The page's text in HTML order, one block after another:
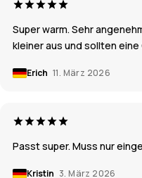
Super warm. Sehr
kleiner aus und sollten
Erich 11. März 2026
Passt super. Muss nur
Kristin 3. März 2026